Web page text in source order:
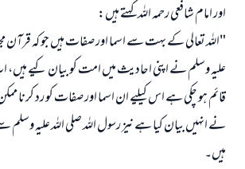
اور امام شافعی رحمہ اللہ کہتے ہیں:
"اللہ تعالی کے بہت سے اسما اور صفات ہیں جو کہ قرآن
علیہ وسلم نے اپنی احادیث میں امت کو بیان کیے
قائم ہو چکی ہے اس کیلیے ان اسما اور صفات کو رد کرنا
نے انہیں بیان کیا ہے نیز رسول اللہ صلی اللہ علیہ
ہیں۔